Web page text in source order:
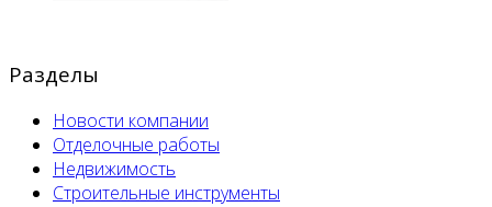
Разделы
Новости компании
Отделочные работы
Недвижимость
Строительные инструменты